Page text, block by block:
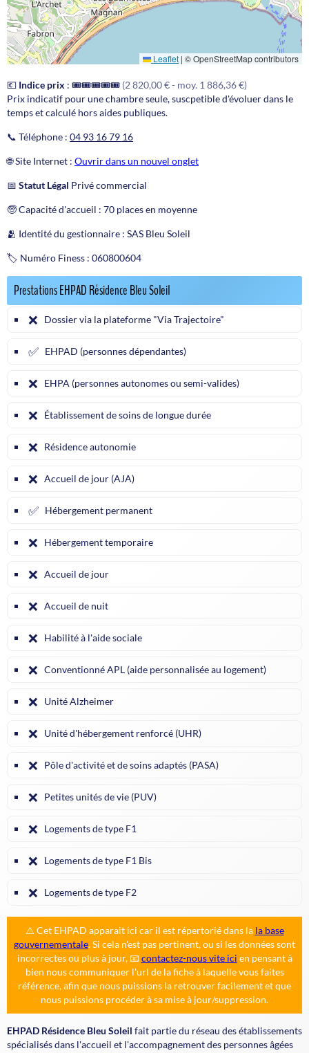
Leaflet | © OpenStreetMap contributors
💶 Indice prix : 🎟️🎟️🎟️🎟️🎟️ (2 820,00 € - moy. 1 886,36 €)
Prix indicatif pour une chambre seule, suscpetible d'évoluer dans le
temps et calculé hors aides publiques.
📞 Téléphone : 04 93 16 79 16
🌐 Site Internet : Ouvrir dans un nouvel onglet
📅 Statut Légal Privé commercial
🧓 Capacité d'accueil : 70 places en moyenne
🫂 Identité du gestionnaire : SAS Bleu Soleil
🏷️ Numéro Finess : 060800604
Prestations EHPAD Résidence Bleu Soleil
❌ Dossier via la plateforme "Via Trajectoire"
✅ EHPAD (personnes dépendantes)
❌ EHPA (personnes autonomes ou semi-valides)
❌ Établissement de soins de longue durée
❌ Résidence autonomie
❌ Accueil de jour (AJA)
✅ Hébergement permanent
❌ Hébergement temporaire
❌ Accueil de jour
❌ Accueil de nuit
❌ Habilité à l'aide sociale
❌ Conventionné APL (aide personnalisée au logement)
❌ Unité Alzheimer
❌ Unité d'hébergement renforcé (UHR)
❌ Pôle d'activité et de soins adaptés (PASA)
❌ Petites unités de vie (PUV)
❌ Logements de type F1
❌ Logements de type F1 Bis
❌ Logements de type F2
⚠️ Cet EHPAD apparait ici car il est répertorié dans la la base
gouvernementale. Si cela n'est pas pertinent, ou si les données sont
incorrectes ou plus à jour, 📧contactez-nous vite ici en pensant à
bien nous communiquer l'url de la fiche à laquelle vous faites
référence, afin que nous puissions la retrouver facilement et que
nous puissions procéder à sa mise à jour/suppression.
EHPAD Résidence Bleu Soleil fait partie du réseau des établissements
spécialisés dans l'accueil et l'accompagnement des personnes âgées